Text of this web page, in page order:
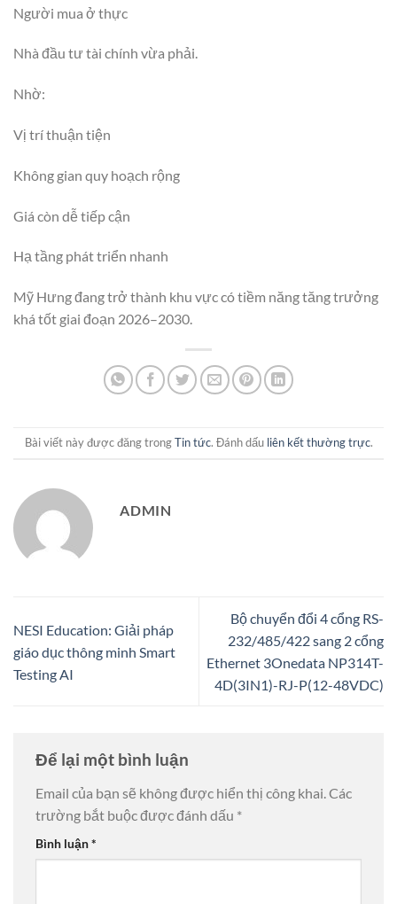
Người mua ở thực
Nhà đầu tư tài chính vừa phải.
Nhờ:
Vị trí thuận tiện
Không gian quy hoạch rộng
Giá còn dễ tiếp cận
Hạ tầng phát triển nhanh
Mỹ Hưng đang trở thành khu vực có tiềm năng tăng trưởng
khá tốt giai đoạn 2026–2030.
Bài viết này được đăng trongTin tức. Đánh dấu liên kết thường trực.
ADMIN
NESI Education: Giải pháp
giáo dục thông minh Smart
Testing AI
Bộ chuyển đổi 4 cổng RS-
232/485/422 sang 2 cổng
Ethernet 3Onedata NP314T-
4D(3IN1)-RJ-P(12-48VDC)
Để lại một bình luận
Email của bạn sẽ không được hiển thị công khai.Các
trường bắt buộc được đánh dấu *
Bình luận*